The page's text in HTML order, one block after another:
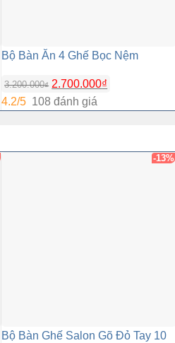
Bộ Bàn Ăn 4 Ghế Bọc Nệm
3.200.000₫ 2.700.000₫
4.2/5 108 đánh giá
-13%
Bộ Bàn Ghế Salon Gõ Đỏ Tay 10